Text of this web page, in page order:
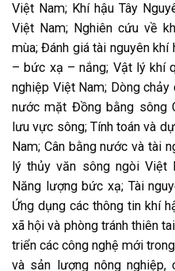
Việt Nam; Khí hậu Tây
Việt Nam; Nghiên cứu về
mùa; Đánh giá tài nguyên khí
– bức xạ – nắng; Vật lý khí
nghiệp Việt Nam; Dòng chảy
nước mặt Đồng bằng sông
lưu vực sông; Tính toán và
Nam; Cân bằng nước và tài
lý thủy văn sông ngòi Việt
Năng lượng bức xạ; Tài
Ứng dụng các thông tin khí
xã hội và phòng tránh thiên
triển các công nghệ mới
và sản lượng nông nghiệp,